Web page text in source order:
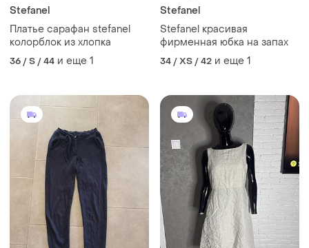
Stefanel
Платье сарафан stefanel
колорблок из хлопка
36 / S / 44 и еще 1
Stefanel
Stefanel красивая
фирменная юбка на запах
34 / XS / 42 и еще 1